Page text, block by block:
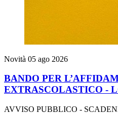
Novità 05 ago 2026
BANDO PER
EXTRASCOLASTICO -
AVVISO PUBBLICO -